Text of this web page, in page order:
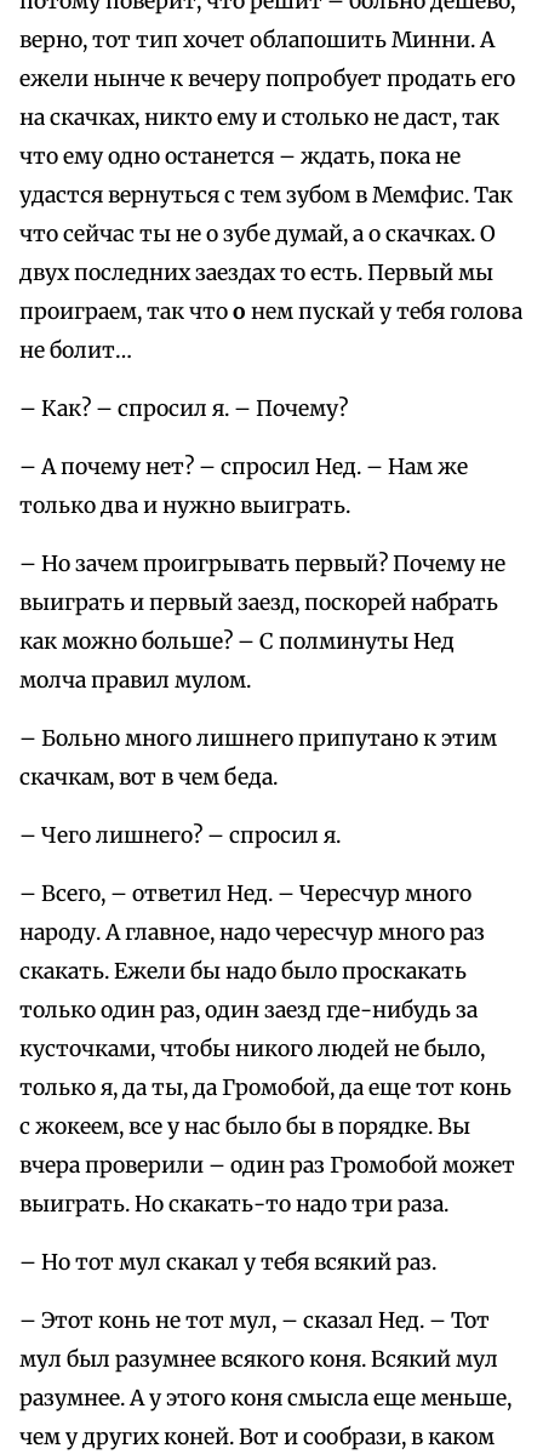
верно, тот тип хочет облапошить Минни. А
ежели нынче к вечеру попробует продать его
на скачках, никто ему и столько не даст, так
что ему одно останется – ждать, пока не
удастся вернуться с тем зубом в Мемфис. Так
что сейчас ты не о зубе думай, а о скачках. О
двух последних заездах то есть. Первый мы
проиграем, так чтоо нем пускай у тебя голова
не болит…
– Как? – спросил я. – Почему?
– А почему нет? – спросил Нед. – Нам же
только два и нужно выиграть.
– Но зачем проигрывать первый? Почему не
выиграть и первый заезд, поскорей набрать
как можно больше? – С полминуты Нед
молча правил мулом.
– Больно много лишнего припутано к этим
скачкам, вот в чем беда.
– Чего лишнего? – спросил я.
– Всего, – ответил Нед. – Чересчур много
народу. А главное, надо чересчур много раз
скакать. Ежели бы надо было проскакать
только один раз, один заезд где-нибудь за
кусточками, чтобы никого людей не было,
только я, да ты, да Громобой, да еще тот конь
с жокеем, все у нас было бы в порядке. Вы
вчера проверили – один раз Громобой может
выиграть. Но скакать-то надо три раза.
– Но тот мул скакал у тебя всякий раз.
– Этот конь не тот мул, – сказал Нед. – Тот
мул был разумнее всякого коня. Всякий мул
разумнее. А у этого коня смысла еще меньше,
чем у других коней. Вот и сообрази, в каком